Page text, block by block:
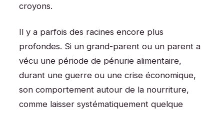
croyons.
Il y a parfois des racines encore plus
profondes. Si un grand-parent ou un parent a
vécu une période de pénurie alimentaire,
durant une guerre ou une crise économique,
son comportement autour de la nourriture,
comme laisser systématiquement quelque